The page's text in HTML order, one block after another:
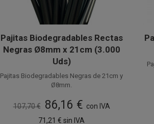
Pajitas Biodegradables Rectas
Negras Ø8mm x 21cm (3.000
Uds)
Pajitas Biodegradables Negras de 21cm y
Ø8mm.
ecológicas son 100% Compostables y
Disponible a la venta en cajas de 3.000
107,70 € 86,16 € con IVA
71,21 € sin IVA